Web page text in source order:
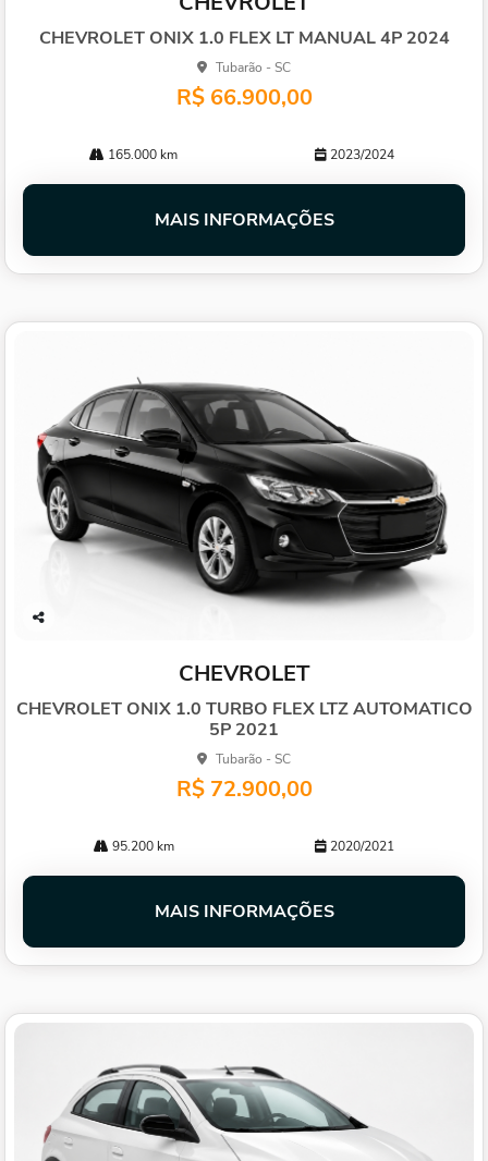
CHEVROLET ONIX 1.0 FLEX LT MANUAL 4P 2024
Tubarão - SC
R$ 66.900,00
165.000 km 2023/2024
MAIS INFORMAÇÕES
CHEVROLET
CHEVROLET ONIX 1.0 TURBO FLEX LTZ AUTOMATICO
5P 2021
Tubarão - SC
R$ 72.900,00
95.200 km 2020/2021
MAIS INFORMAÇÕES